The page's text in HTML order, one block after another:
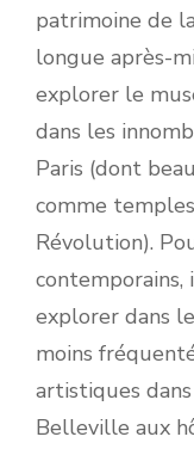
patrimoine de
longue après-
explorer le
dans les
Paris (dont
comme
Révolution).
contemporains,
explorer dans
moins
artistiques
Belleville aux